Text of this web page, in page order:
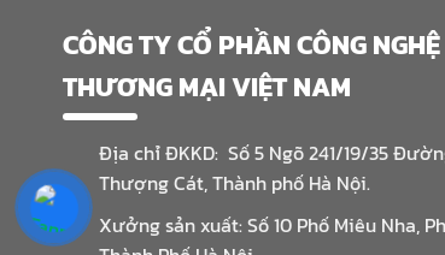
CÔNG TY CỔ PHẦN CÔNG
THƯƠNG MẠI VIỆT NAM
Địa chỉ ĐKKD: Số 5 Ngõ 241/19/35
Thượng Cát, Thành phố Hà Nội.
Xưởng sản xuất: Số 10 Phố Miêu Nha,